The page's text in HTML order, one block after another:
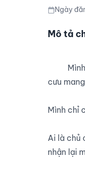
Ngày
Mô tả
cưu
Mình chỉ
Ai là chủ
nhận lại